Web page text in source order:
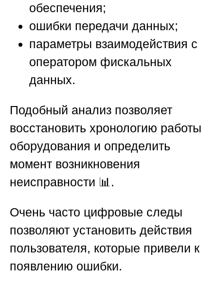
обеспечения;
ошибки передачи данных;
параметры взаимодействия с
оператором фискальных
данных.
Подобный анализ позволяет
восстановить хронологию работы
оборудования и определить
момент возникновения
неисправности 📊.
Очень часто цифровые следы
позволяют установить действия
пользователя, которые привели к
появлению ошибки.